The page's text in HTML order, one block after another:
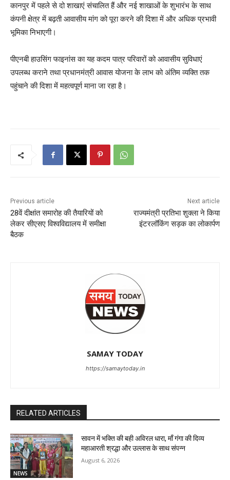
कानपुर में पहले से दो शाखाएं संचालित हैं और नई शाखाओं के शुभारंभ के साथ
कंपनी क्षेत्र में बढ़ती आवासीय मांग को पूरा करने की दिशा में और अधिक प्रभावी
भूमिका निभाएगी।
पीएनबी हाउसिंग फाइनांस का यह कदम पात्र परिवारों को आवासीय सुविधाएं
उपलब्ध कराने तथा प्रधानमंत्री आवास योजना के लाभ को अंतिम व्यक्ति तक
पहुंचाने की दिशा में महत्वपूर्ण माना जा रहा है।
Previous article
28वें दीक्षांत समारोह की तैयारियों को
लेकर सीएसए विश्वविद्यालय में समीक्षा
बैठक
Next article
राज्यमंत्री प्रतिभा शुक्ला ने किया
इंटरलॉकिंग सड़क का लोकार्पण
SAMAY TODAY
https://samaytoday.in
RELATED ARTICLES
NEWS
सावन में भक्ति की बही अविरल धारा, माँ गंगा की दिव्य
महाआरती श्रद्धा और उल्लास के साथ संपन्न
August 6, 2026